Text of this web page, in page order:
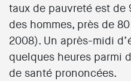
taux de pauvreté est de
des hommes, près de
2008). Un après-midi
quelques heures parmi
de santé prononcées.